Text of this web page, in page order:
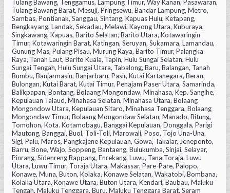
Tulang Bawang, Tenggamus, Lampung Timur, Way Kanan, Pasawaran,
Tulang Bawang Barat, Mesuji, Pringsewu, Bandar Lampung, Metro,
Sambas, Pontianak, Sanggau, Sintang, Kapuas Hulu, Ketapang,
Bengkayang, Landak, Sekadau, Melawi, Kayong Utara, Kuburaya,
Singkawang, Kapuas, Barito Selatan, Barito Utara, Kotawaringin
Timur, Kotawaringin Barat, Katingan, Seruyan, Sukamara, Lamandau,
Gunung Mas, Pulang Pisau, Murung Raya, Barito Timur, Palangka
Raya, Tanah Laut, Barito Kuala, Tapin, Hulu Sungai Selatan, Hulu
Sungai Tengah, Hulu Sungai Utara, Tabalong, Baru, Balangan, Tanah
Bumbu, Banjarmasin, Banjarbaru, Pasir, Kutai Kartanegara, Berau,
Bulongan, Kutai Barat, Kutai Timur, Penajam Paser Utara, Samarinda,
Balikpapan, Bontang, Bolaang Mongondaw, Minahasa, Kep. Sangihe,
Kepulauan Talaud, Minahasa Selatan, Minahasa Utara, Bolaang
Mongondow Utara, Kepulauan Sitaro, Minahasa Tenggara, Bolaang
Mongondaw Timur, Bolaang Mongondaw Selatan, Manado, Bitung,
Tomohon, Kota. Kotamobagu, Banggai Kepulauan, Donggala, Parigi
Mautong, Banggai, Buol, Toli-Toli, Marowali, Poso, Tojo Una-Una,
Sigi, Palu, Maros, Pangkajene Kepulauan, Gowa, Takalar, Jeneponto,
Barru, Bone, Wajo, Soppeng, Bantaeng, Bulukumba, Sinjai, Selayar,
Pinrang, Sidenreng Rappang, Enrekang, Luwu, Tana Toraja, Luwu
Utara, Luwu Timur, Toraja Utara, Makassar, Pare-Pare, Palopo,
Konawe, Muna, Buton, Kolaka, Konawe Selatan, Wakatobi, Bombana,
Kolaka Utara, Konawe Utara, Buton Utara, Kendari, Baubau, Maluku
Tengah, Maluku Tenggara, Buru, Maluku Tenggara Barat, Seram